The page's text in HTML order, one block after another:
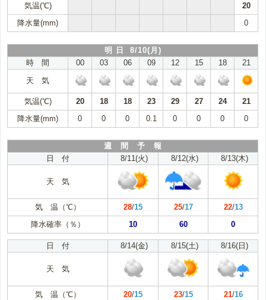
気温(℃)
20
降水量(mm)
0
明 日 8/10(月)
時 間
00 03 06 09 12 15 18
21
天 気
気温(℃) 20 18 18 23 29 27 24
21
降水量(mm)
0 0 0 0.1 0 0 0 0
週 間 予 報
日 付
8/11(火) 8/12(水) 8/13(木)
天 気
気 温（℃） 28/15 25/17 22/13
降水確率（％）
10 60 0
日 付 8/14(金) 8/15(土) 8/16(日)
天 気
気 温（℃） 20/15 23/15 21/16